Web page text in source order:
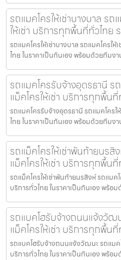
รถแมคโครให้เช่าบางบาล ร
ให้เช่า บริการทุกพื้นที่ทั่วไทย
รถแมคโครให้เช่าบางบาล รถแมคโครใ
ไทย ในราคาเป็นกันเอง พร้อมด้วยทีมง
รถแมคโครรับจ้างอุดรธานี ร
แม็คโครให้เช่า บริการทุกพื้น
รถแมคโครรับจ้างอุดรธานี รถแมคโครใ
ไทย ในราคาเป็นกันเอง พร้อมด้วยทีมง
รถแม็คโครให้เช่าพันท้ายนร
แม็คโครให้เช่า บริการทุกพื้น
รถแม็คโครให้เช่าพันท้ายนรสิงห์ รถแมค
บริการทั่วไทย ในราคาเป็นกันเอง พร้อ
รถแบคโฮรับจ้างถนนแจ้งวัฒ
แม็คโครให้เช่า บริการทุกพื้น
รถแบคโฮรับจ้างถนนแจ้งวัฒนะ รถแมค
บริการทั่วไทย ในราคาเป็นกันเอง พร้